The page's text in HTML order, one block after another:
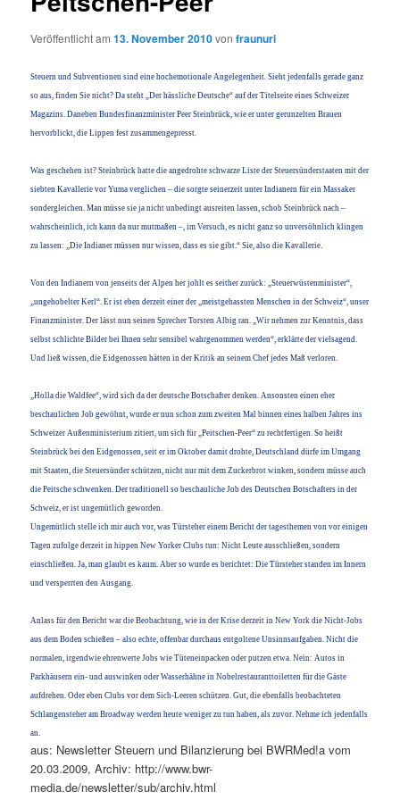
Veröffentlicht am13. November 2010vonfraunuri
Steuern und Subventionen sind eine hochemotionale Angelegenheit. Sieht jedenfalls gerade ganz
so aus, finden Sie nicht? Da steht „Der hässliche Deutsche“ auf der Titelseite eines Schweizer
Magazins. Daneben Bundesfinanzminister Peer Steinbrück, wie er unter gerunzelten Brauen
hervorblickt, die Lippen fest zusammengepresst.
Was geschehen ist? Steinbrück hatte die angedrohte schwarze Liste der Steuersünderstaaten mit der
siebten Kavallerie vor Yuma verglichen – die sorgte seinerzeit unter Indianern für ein Massaker
sondergleichen. Man müsse sie ja nicht unbedingt ausreiten lassen, schob Steinbrück nach –
wahrscheinlich, ich kann da nur mutmaßen –, im Versuch, es nicht ganz so unversöhnlich klingen
zu lassen: „Die Indianer müssen nur wissen, dass es sie gibt.“ Sie, also die Kavallerie.
Von den Indianern von jenseits der Alpen her johlt es seither zurück: „Steuerwüstenminister“,
„ungehobelter Kerl“. Er ist eben derzeit einer der „meistgehassten Menschen in der Schweiz“, unser
Finanzminister. Der lässt nun seinen Sprecher Torsten Albig ran. „Wir nehmen zur Kenntnis, dass
selbst schlichte Bilder bei Ihnen sehr sensibel wahrgenommen werden“, erklärte der vielsagend.
Und ließ wissen, die Eidgenossen hätten in der Kritik an seinem Chef jedes Maß verloren.
„Holla die Waldfee“, wird sich da der deutsche Botschafter denken. Ansonsten einen eher
beschaulichen Job gewöhnt, wurde er nun schon zum zweiten Mal binnen eines halben Jahres ins
Schweizer Außenministerium zitiert, um sich für „Peitschen-Peer“ zu rechtfertigen. So heißt
Steinbrück bei den Eidgenossen, seit er im Oktober damit drohte, Deutschland dürfe im Umgang
mit Staaten, die Steuersünder schützen, nicht nur mit dem Zuckerbrot winken, sondern müsse auch
die Peitsche schwenken. Der traditionell so beschauliche Job des Deutschen Botschafters in der
Schweiz, er ist ungemütlich geworden.
Ungemütlich stelle ich mir auch vor, was Türsteher einem Bericht der tagesthemen von vor einigen
Tagen zufolge derzeit in hippen New Yorker Clubs tun: Nicht Leute ausschließen, sondern
einschließen. Ja, man glaubt es kaum. Aber so wurde es berichtet: Die Türsteher standen im Innern
und versperrten den Ausgang.
Anlass für den Bericht war die Beobachtung, wie in der Krise derzeit in New York die Nicht-Jobs
aus dem Boden schießen – also echte, offenbar durchaus entgoltene Unsinnsaufgaben. Nicht die
normalen, irgendwie ehrenwerte Jobs wie Tüteneinpacken oder putzen etwa. Nein: Autos in
Parkhäusern ein- und auswinken oder Wasserhähne in Nobelrestauranttoiletten für die Gäste
aufdrehen. Oder eben Clubs vor dem Sich-Leeren schützen. Gut, die ebenfalls beobachteten
Schlangensteher am Broadway werden heute weniger zu tun haben, als zuvor. Nehme ich jedenfalls
an.
aus: Newsletter Steuern und Bilanzierung bei BWRMed!a vom
20.03.2009, Archiv: http://www.bwr-
media.de/newsletter/sub/archiv.html